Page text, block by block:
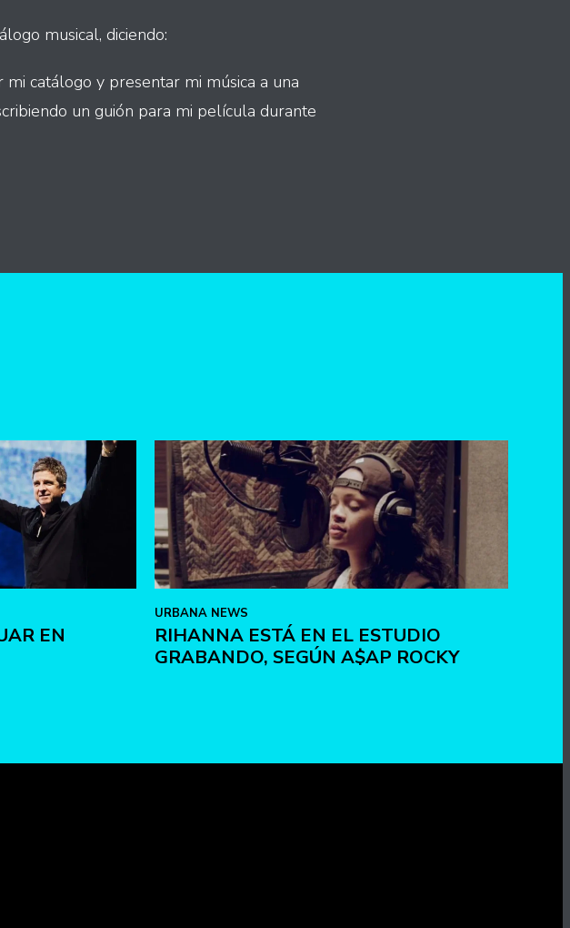
musical, diciendo:
catálogo y presentar mi música a una
un guión para mi película durante
EN
URBANA NEWS
RIHANNA ESTÁ EN EL ESTUDIO
GRABANDO, SEGÚN A$AP ROCKY